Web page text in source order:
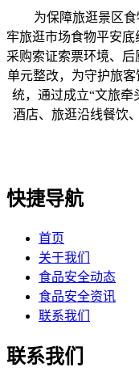
为保障旅逛景区食物
牢旅逛市场食物平安
采购索证索票环境、
单元整改，为守护旅
统，通过成立“文旅牵
酒店、旅逛沿线餐饮
快捷导航
首页
关于我们
食品安全动态
食品安全资讯
联系我们
联系我们